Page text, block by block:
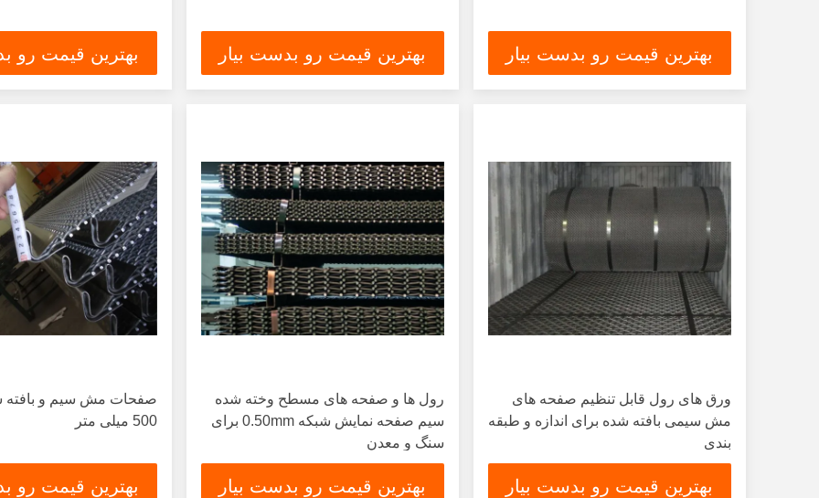
بهترین قیمت رو بدست بیار بهترین قیمت رو بدست بیار بهترین قیمت رو
ورق های رول قابل تنظیم صفحه های
مش سیمی بافته شده برای اندازه و طبقه
بندی
بهترین قیمت رو بدست بیار
رول ها و صفحه های مسطح وخته شده
سیم صفحه نمایش شبکه 0.50mm برای
سنگ و معدن
بهترین قیمت رو بدست بیار
صفحات مش سیم و بافته
500 میلی متر
بهترین قیمت رو